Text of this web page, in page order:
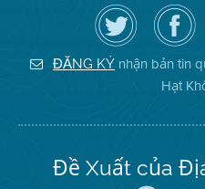
Hãy
theo
dõi
Địa
Hạt
Không
Truy
cập
Trang
của
Địa
Hạt
ĐĂNG KÝ nhận bản tin
Hạt
Đề Xuất của